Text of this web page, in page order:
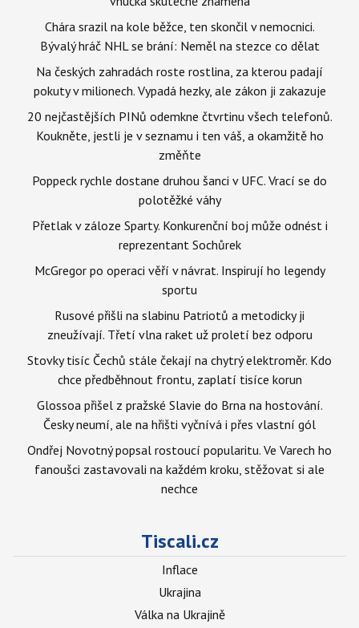
Chára srazil na kole běžce, ten skončil v nemocnici.
Bývalý hráč NHL se brání: Neměl na stezce co dělat
Na českých zahradách roste rostlina, za kterou padají
pokuty v milionech. Vypadá hezky, ale zákon ji zakazuje
20 nejčastějších PINů odemkne čtvrtinu všech telefonů.
Koukněte, jestli je v seznamu i ten váš, a okamžitě ho
změňte
Poppeck rychle dostane druhou šanci v UFC. Vrací se do
polotěžké váhy
Přetlak v záloze Sparty. Konkurenční boj může odnést i
reprezentant Sochůrek
McGregor po operaci věří v návrat. Inspirují ho legendy
sportu
Rusové přišli na slabinu Patriotů a metodicky ji
zneužívají. Třetí vlna raket už proletí bez odporu
Stovky tisíc Čechů stále čekají na chytrý elektroměr. Kdo
chce předběhnout frontu, zaplatí tisíce korun
Glossoa přišel z pražské Slavie do Brna na hostování.
Česky neumí, ale na hřišti vyčnívá i přes vlastní gól
Ondřej Novotný popsal rostoucí popularitu. Ve Varech ho
fanoušci zastavovali na každém kroku, stěžovat si ale
nechce
Tiscali.cz
Inflace
Ukrajina
Válka na Ukrajině